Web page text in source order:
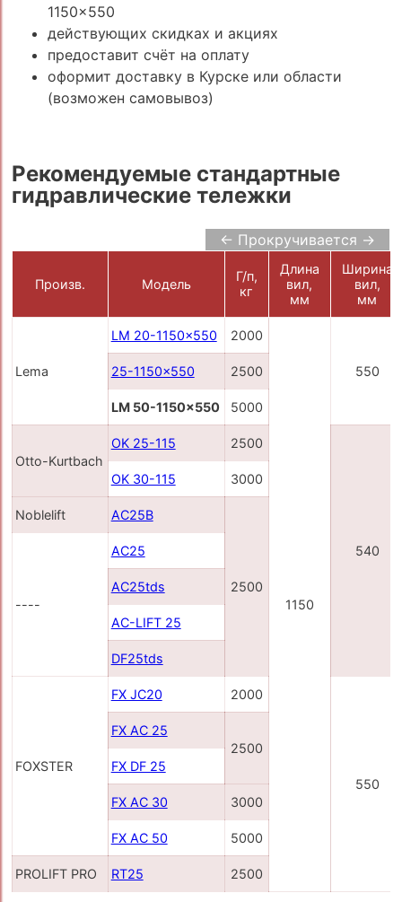
1150x550
действующих скидках и акциях
предоставит счёт на оплату
оформит доставку в Курске или области
(возможен самовывоз)
Рекомендуемые стандартные
гидравлические тележки
← Прокручивается →
Произв. Модель
Г/п,
кг
Длина
вил,
мм
Ширина
вил,
мм
Lema
LM 20-1150x550 2000
1150
550
25-1150x550 2500
LM 50-1150x550 5000
Otto-Kurtbach
OK 25-115 2500
540
OK 30-115 3000
Noblelift AC25B
2500
----
AC25
AC25tds
AC-LIFT 25
DF25tds
FOXSTER
FX JC20 2000
550
FX AC 25
2500
FX DF 25
FX AC 30 3000
FX AC 50 5000
PROLIFT PRO RT25 2500